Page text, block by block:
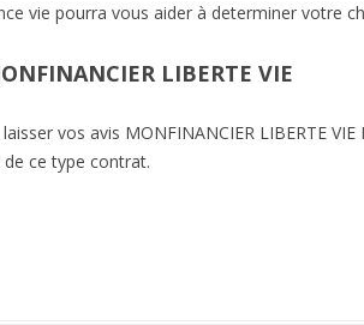
vie pourra vous aider à determiner votre
LIBERTE VIE
vos avis MONFINANCIER LIBERTE
de ce type contrat.